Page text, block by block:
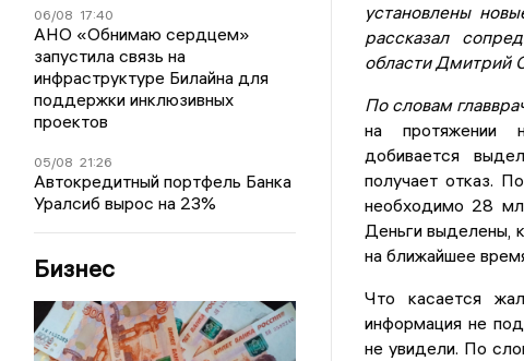
06/08 17:40
АНО «Обнимаю сердцем»
запустила связь на
инфраструктуре Билайна для
поддержки инклюзивных
проектов
05/08 21:26
Автокредитный портфель Банка
Уралсиб вырос на 23%
Бизнес
установлены
рассказал
области Дмитрий
По словам
на протяжении
добивается
получает отказ.
необходимо 28
Деньги выделены,
на ближайшее
Что касается
информация не
не увидели. По